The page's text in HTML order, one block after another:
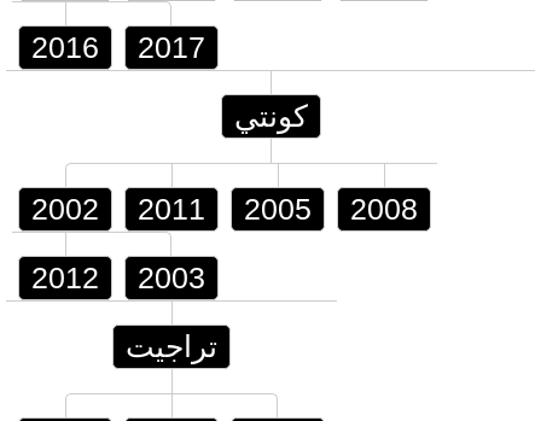
2016 2017
كونتي
2002 2011 2005 2008
2012 2003
تراجيت